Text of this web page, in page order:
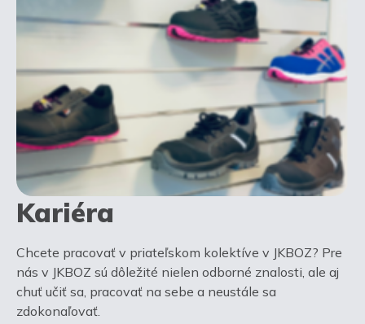
Kariéra
Chcete pracovať v priateľskom kolektíve v JKBOZ? Pre
nás v JKBOZ sú dôležité nielen odborné znalosti, ale aj
chuť učiť sa, pracovať na sebe a neustále sa
zdokonaľovať.